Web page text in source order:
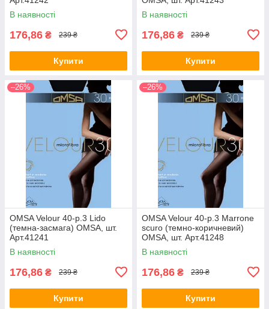
В наявності
176,86 ₴ 239 ₴
Купити
В наявності
176,86 ₴ 239 ₴
Купити
–26%
OMSA Velour 40-р.3 Lido
(темна-засмага) OMSA, шт.
Арт.41241
В наявності
176,86 ₴ 239 ₴
Купити
–26%
OMSA Velour 40-р.3 Marrone
scuro (темно-коричневий)
OMSA, шт. Арт.41248
В наявності
176,86 ₴ 239 ₴
Купити